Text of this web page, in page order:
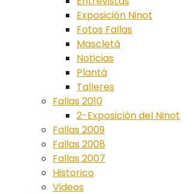
Exposición Ninot
Fotos Fallas
Mascletá
Noticias
Plantà
Talleres
Fallas 2010
2-Exposición del Ninot
Fallas 2009
Fallas 2008
Fallas 2007
Historico
Videos